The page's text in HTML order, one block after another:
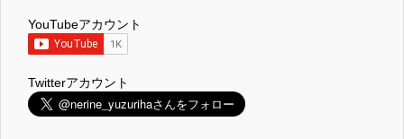
YouTubeアカウント
Twitterアカウント